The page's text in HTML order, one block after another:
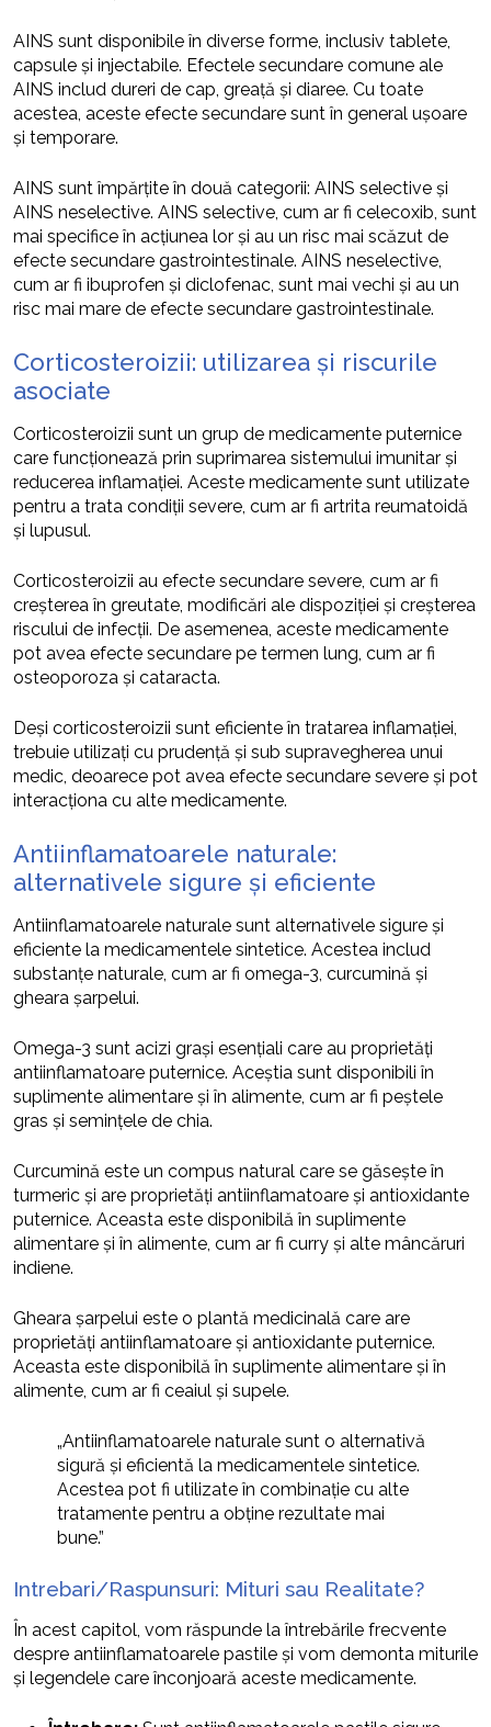
AINS sunt disponibile în diverse forme, inclusiv tablete,
capsule și injectabile. Efectele secundare comune ale
AINS includ dureri de cap, greață și diaree. Cu toate
acestea, aceste efecte secundare sunt în general ușoare
și temporare.
AINS sunt împărțite în două categorii: AINS selective și
AINS neselective. AINS selective, cum ar fi celecoxib, sunt
mai specifice în acțiunea lor și au un risc mai scăzut de
efecte secundare gastrointestinale. AINS neselective,
cum ar fi ibuprofen și diclofenac, sunt mai vechi și au un
risc mai mare de efecte secundare gastrointestinale.
Corticosteroizii: utilizarea și riscurile
asociate
Corticosteroizii sunt un grup de medicamente puternice
care funcționează prin suprimarea sistemului imunitar și
reducerea inflamației. Aceste medicamente sunt utilizate
pentru a trata condiții severe, cum ar fi artrita reumatoidă
și lupusul.
Corticosteroizii au efecte secundare severe, cum ar fi
creșterea în greutate, modificări ale dispoziției și creșterea
riscului de infecții. De asemenea, aceste medicamente
pot avea efecte secundare pe termen lung, cum ar fi
osteoporoza și cataracta.
Deși corticosteroizii sunt eficiente în tratarea inflamației,
trebuie utilizați cu prudență și sub supravegherea unui
medic, deoarece pot avea efecte secundare severe și pot
interacționa cu alte medicamente.
Antiinflamatoarele naturale:
alternativele sigure și eficiente
Antiinflamatoarele naturale sunt alternativele sigure și
eficiente la medicamentele sintetice. Acestea includ
substanțe naturale, cum ar fi omega-3, curcumină și
gheara șarpelui.
Omega-3 sunt acizi grași esențiali care au proprietăți
antiinflamatoare puternice. Aceștia sunt disponibili în
suplimente alimentare și în alimente, cum ar fi peștele
gras și semințele de chia.
Curcumină este un compus natural care se găsește în
turmeric și are proprietăți antiinflamatoare și antioxidante
puternice. Aceasta este disponibilă în suplimente
alimentare și în alimente, cum ar fi curry și alte mâncăruri
indiene.
Gheara șarpelui este o plantă medicinală care are
proprietăți antiinflamatoare și antioxidante puternice.
Aceasta este disponibilă în suplimente alimentare și în
alimente, cum ar fi ceaiul și supele.
„Antiinflamatoarele naturale sunt o alternativă
sigură și eficientă la medicamentele sintetice.
Acestea pot fi utilizate în combinație cu alte
tratamente pentru a obține rezultate mai
bune.”
Intrebari/Raspunsuri: Mituri sau Realitate?
În acest capitol, vom răspunde la întrebările frecvente
despre antiinflamatoarele pastile și vom demonta miturile
și legendele care înconjoară aceste medicamente.